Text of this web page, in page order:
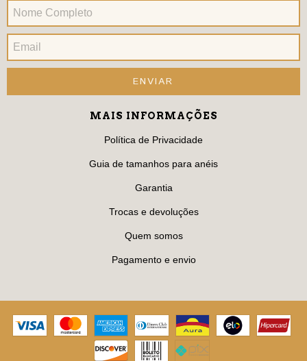
MAIS INFORMAÇÕES
Política de Privacidade
Guia de tamanhos para anéis
Garantia
Trocas e devoluções
Quem somos
Pagamento e envio